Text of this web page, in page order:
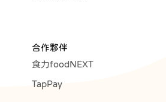
合作夥伴
食力foodNEXT
TapPay